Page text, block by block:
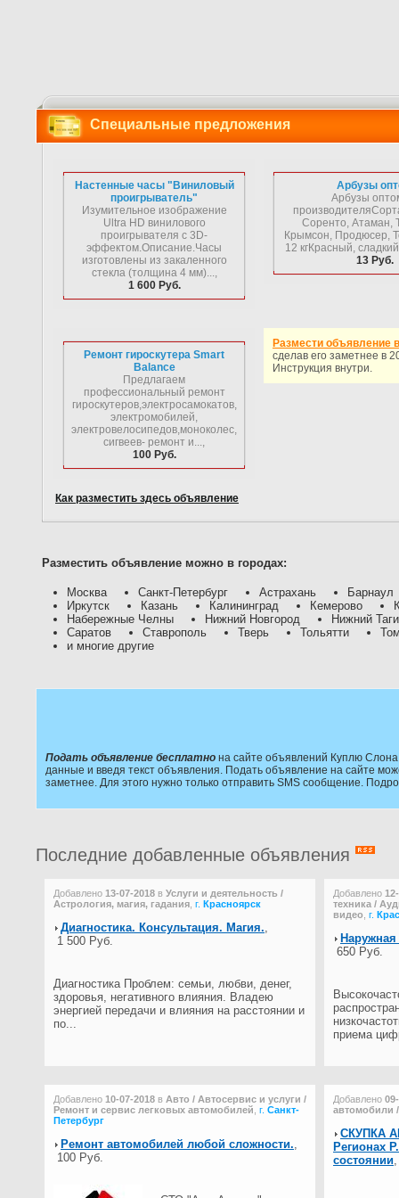
Специальные предложения
Настенные часы "Виниловый
проигрыватель"
Изумительное изображение
Ultra HD винилового
проигрывателя с 3D-
эффектом.Описание.Часы
изготовлены из закаленного
стекла (толщина 4 мм)...,
1 600 Руб.
Арбузы
Арбузы
Соренто, Атаман,
Крымсон, Продюсер,
12 кгКрасный,
13 Руб.
Ремонт гироскутера Smart
Balance
Предлагаем
профессиональный ремонт
гироскутеров,электросамокатов,
электромобилей,
электровелосипедов,моноколес,
сигвеев- ремонт и...,
100 Руб.
Размести объявление
сделав его заметнее в
Инструкция внутри.
Как разместить здесь объявление
Разместить объявление можно в городах:
Москва Санкт-Петербург Астрахань Барнаул
Иркутск
Казань Калининград Кемерово
Набережные Челны
Нижний Новгород Нижний
Саратов
Ставрополь Тверь Тольятти
и многие другие
Подать объявление бесплатно на сайте объявлений Куплю Слона
данные и введя текст объявления. Подать объявление на сайте
заметнее. Для этого нужно только отправить SMS сообщение.
Последние добавленные объявления
Добавлено 13-07-2018 в Услуги и деятельность /
Астрология, магия, гадания г. Красноярск
Диагностика. Консультация. Магия.
1 500 Руб.
Диагностика Проблем: семьи, любви, денег,
здоровья, негативного влияния. Владею
энергией передачи и влияния на расстоянии и
по...
Добавлено
техника /
видео г.
Наружная
650 Руб.
приема
Добавлено 10-07-2018 в Авто / Автосервис и услуги /
Ремонт и сервис легковых автомобилей г. Санкт-
Петербург
Ремонт автомобилей любой сложности.
100 Руб.
Добавлено
автомобили
СКУПКА
Регионах
состоянии